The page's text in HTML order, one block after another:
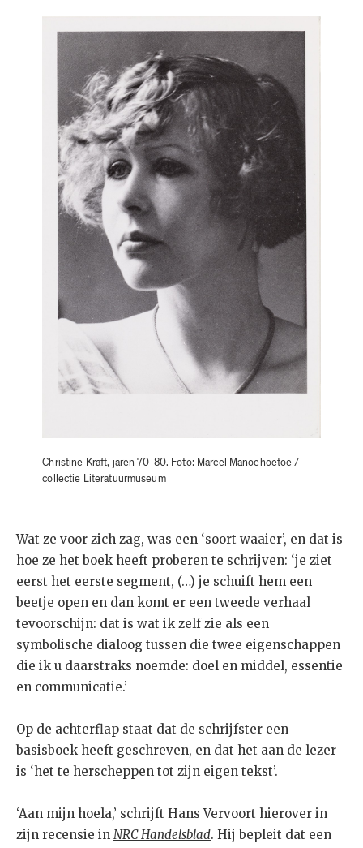
Christine Kraft, jaren 70-80. Foto: Marcel Manoehoetoe /
collectie Literatuurmuseum
Wat ze voor zich zag, was een ‘soort waaier’, en dat is
hoe ze het boek heeft proberen te schrijven: ‘je ziet
eerst het eerste segment, (…) je schuift hem een
beetje open en dan komt er een tweede verhaal
tevoorschijn: dat is wat ik zelf zie als een
symbolische dialoog tussen die twee eigenschappen
die ik u daarstraks noemde: doel en middel, essentie
en communicatie.’
Op de achterflap staat dat de schrijfster een
basisboek heeft geschreven, en dat het aan de lezer
is ‘het te herscheppen tot zijn eigen tekst’.
‘Aan mijn hoela,’ schrijft Hans Vervoort hierover in
zijn recensie in NRC Handelsblad. Hij bepleit dat een